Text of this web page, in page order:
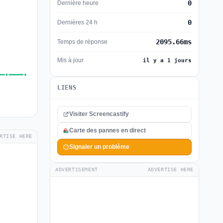
HERE
Dernière heure 0
Dernières 24 h 0
Temps de réponse 2095.66ms
Mis à jour il y a 1 jours
LIENS
Visiter Screencastify
Carte des pannes en direct
Signaler un problème
ADVERTISEMENT ADVERTISE HERE